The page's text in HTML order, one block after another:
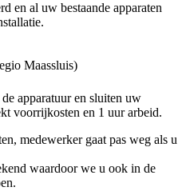
en al uw bestaande apparaten
Maassluis)
apparatuur en sluiten uw
voorrijkosten en 1 uur arbeid.
medewerker gaat pas weg als u
waardoor we u ook in de